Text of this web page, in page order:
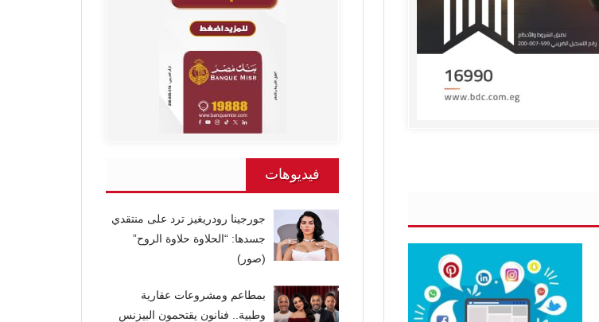
فيديوهات
جورجينا رودريغيز ترد على منتقدي
جسدها: “الحلاوة حلاوة الروح”
(صور)
بمطاعم ومشروعات عقارية
وطبية.. فنانون يقتحمون البيزنس